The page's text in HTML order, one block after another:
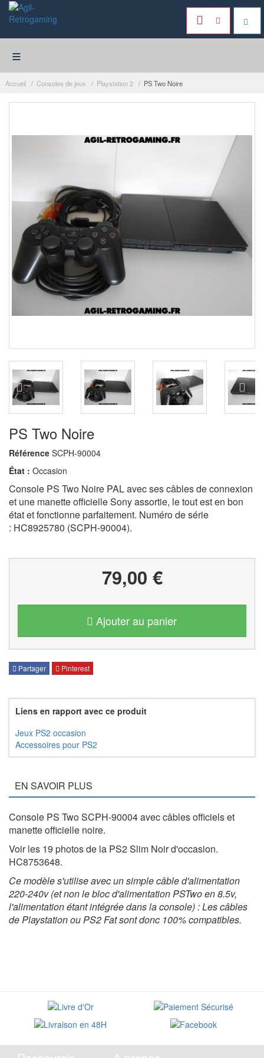
≡
Accueil Consoles de jeux Playstation 2 PS Two Noire
PS Two Noire
Référence SCPH-90004
État : Occasion
Console PS Two Noire PAL avec ses câbles de connexion
et une manette officielle Sony assortie, le tout est en bon
état et fonctionne parfaitement. Numéro de série
: HC8925780 (SCPH-90004).
79,00 €
Ajouter au panier
Partager Pinterest
Liens en rapport avec ce produit
Jeux PS2 occasion
Accessoires pour PS2
EN SAVOIR PLUS
Console PS Two SCPH-90004 avec câbles officiels et
manette officielle noire.
Voir les 19 photos de la PS2 Slim Noir d'occasion.
HC8753648.
Ce modèle s'utilise avec un simple câble d'alimentation
220-240v (et non le bloc d'alimentation PSTwo en 8.5v,
l'alimentation étant intégrée dans la console) : Les câbles
de Playstation ou PS2 Fat sont donc 100% compatibles.